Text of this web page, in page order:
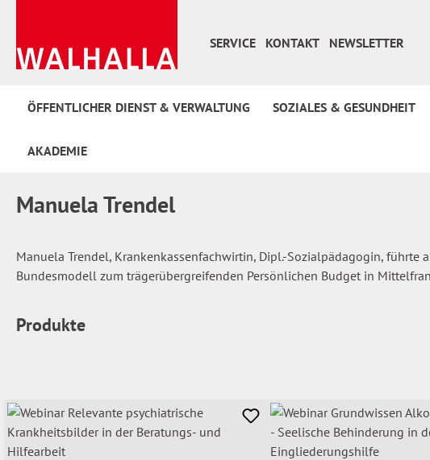
SERVICE
KONTAKT NEWSLETTER
ÖFFENTLICHER DIENST & VERWALTUNG SOZIALES & GESUNDHEIT
AKADEMIE
Manuela Trendel
Manuela Trendel, Krankenkassenfachwirtin, Dipl.-Sozialpädagogin,
Bundesmodell zum trägerübergreifenden Persönlichen Budget in
Produkte